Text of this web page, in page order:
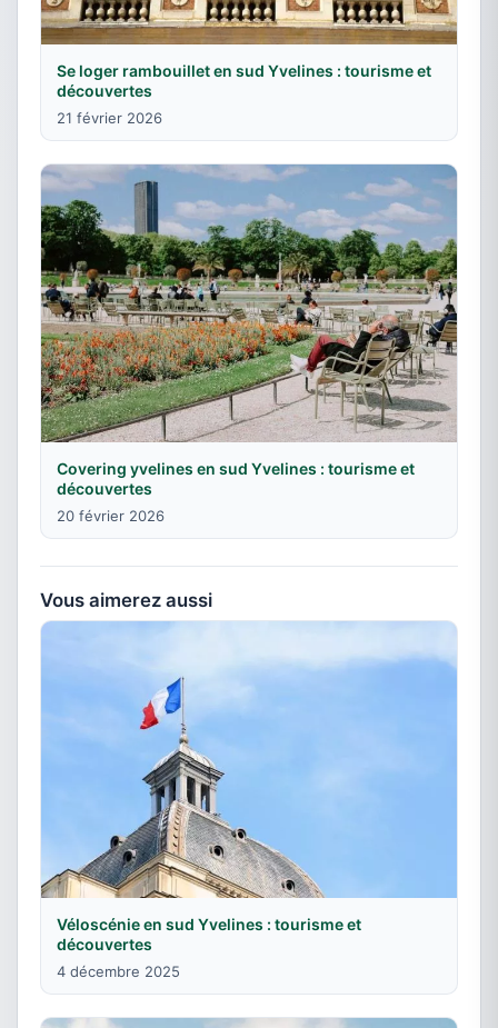
Se loger rambouillet en sud Yvelines : tourisme et
découvertes
21 février 2026
Covering yvelines en sud Yvelines : tourisme et
découvertes
20 février 2026
Vous aimerez aussi
Véloscénie en sud Yvelines : tourisme et
découvertes
4 décembre 2025